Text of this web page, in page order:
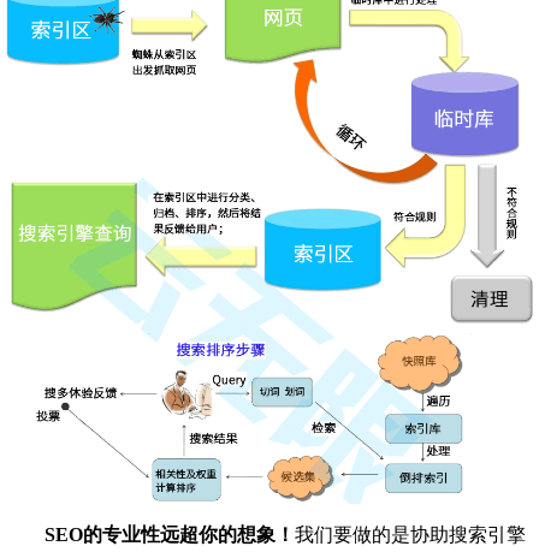
SEO的专业性远超你的想象！ 我们要做的是协助搜索引擎